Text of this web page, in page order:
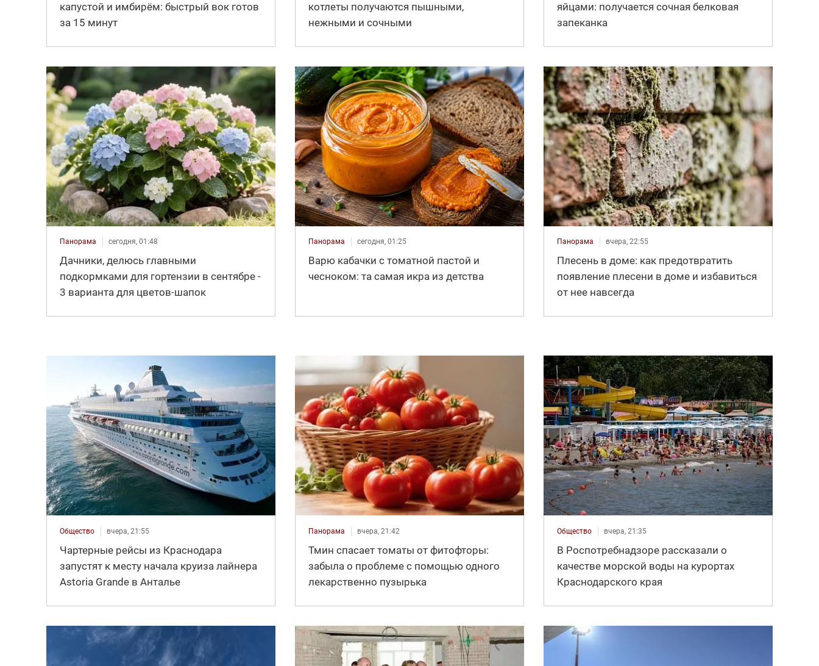
капустой и имбирём: быстрый вок готов
за 15 минут
котлеты получаются пышными,
нежными и сочными
яйцами: получается сочная белковая
запеканка
Панорама сегодня, 01:48
Дачники, делюсь главными
подкормками для гортензии в сентябре -
3 варианта для цветов-шапок
Панорама сегодня, 01:25
Варю кабачки с томатной пастой и
чесноком: та самая икра из детства
Панорама вчера, 22:55
Плесень в доме: как предотвратить
появление плесени в доме и избавиться
от нее навсегда
Общество вчера, 21:55
Чартерные рейсы из Краснодара
запустят к месту начала круиза лайнера
Astoria Grande в Анталье
Панорама вчера, 21:42
Тмин спасает томаты от фитофторы:
забыла о проблеме с помощью одного
лекарственно пузырька
Общество вчера, 21:35
В Роспотребнадзоре рассказали о
качестве морской воды на курортах
Краснодарского края